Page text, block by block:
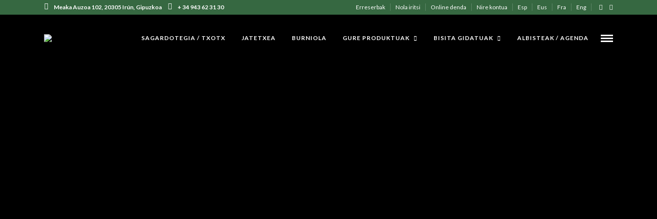
Erreserbak Nola iritsi Online denda Nire kontua Esp Eus Fra Eng
Meaka Auzoa 102, 20305 Irún, Gipuzkoa + 34 943 62 31 30
SAGARDOTEGIA / TXOTX JATETXEA BURNIOLA GURE PRODUKTUAK BISITA GIDATUAK ALBISTEAK / AGENDA